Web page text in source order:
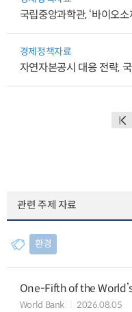
국립중앙과학관, ‘바이오
경제정책자료
자연자본공시 대응 전략,
관련 주제 자료
환경
One-Fifth of the
World Bank 2026.08.05